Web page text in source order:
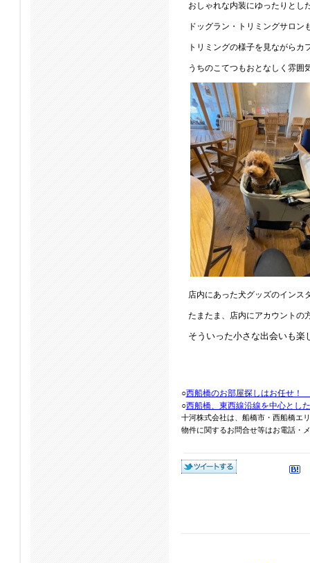
おしゃれな内装にゆったりとし
ドッグラン・トリミングサロン
トリミングの様子を見ながら
うちのこてつもおとなしく雰
店内にあった犬グッズのインス
たまたま、店内にアカウントの
そういった小さな出会いも楽
○西船橋のお部屋探しはお任せ！
○西船橋、東西線沿線を中心とし
十河株式会社は、船橋市・西船橋エ
物件に関するお問合せ等はお電話・